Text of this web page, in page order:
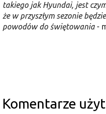
takiego jak Hyundai, jest
że w przyszłym sezonie
powodów do świętowania-
Komentarze